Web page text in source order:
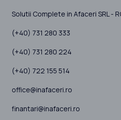
Solutii Complete in Afaceri SRL -
(+40) 731 280 333
(+40) 731 280 224
(+40) 722 155 514
office@inafaceri.ro
finantari@inafaceri.ro